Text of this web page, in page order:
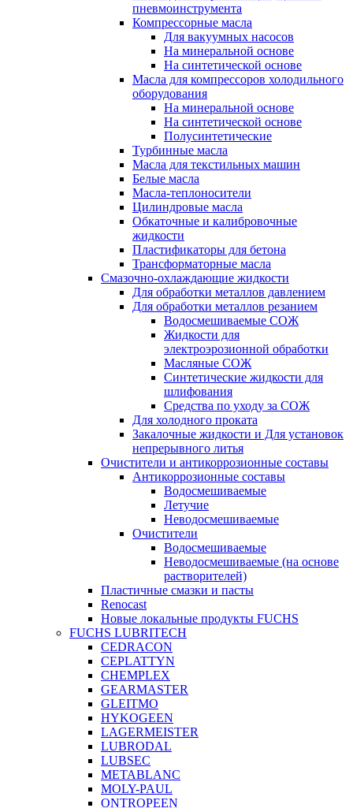
пневмоинструмента
Компрессорные масла
Для вакуумных насосов
На минеральной основе
На синтетической основе
Масла для компрессоров холодильного
оборудования
На минеральной основе
На синтетической основе
Полусинтетические
Турбинные масла
Масла для текстильных машин
Белые масла
Масла-теплоносители
Цилиндровые масла
Обкаточные и калибровочные
жидкости
Пластификаторы для бетона
Трансформаторные масла
Смазочно-охлаждающие жидкости
Для обработки металлов давлением
Для обработки металлов резанием
Водосмешиваемые СОЖ
Жидкости для
электроэрозионной обработки
Масляные СОЖ
Синтетические жидкости для
шлифования
Средства по уходу за СОЖ
Для холодного проката
Закалочные жидкости и Для установок
непрерывного литья
Очистители и антикоррозионные составы
Антикоррозионные составы
Водосмешиваемые
Летучие
Неводосмешиваемые
Очистители
Водосмешиваемые
Неводосмешиваемые (на основе
растворителей)
Пластичные смазки и пасты
Renocast
Новые локальные продукты FUCHS
FUCHS LUBRITECH
CEDRACON
CEPLATTYN
CHEMPLEX
GEARMASTER
GLEITMO
HYKOGEEN
LAGERMEISTER
LUBRODAL
LUBSEC
METABLANC
MOLY-PAUL
ONTROPEEN